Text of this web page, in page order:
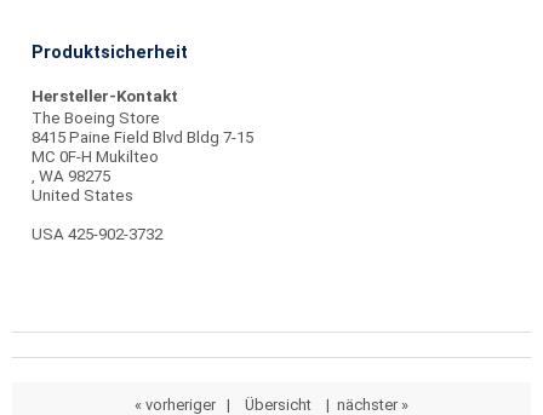
Produktsicherheit
Hersteller-Kontakt
The Boeing Store
8415 Paine Field Blvd Bldg 7-15
MC 0F-H Mukilteo
, WA 98275
United States
USA 425-902-3732
« vorheriger | Übersicht | nächster »